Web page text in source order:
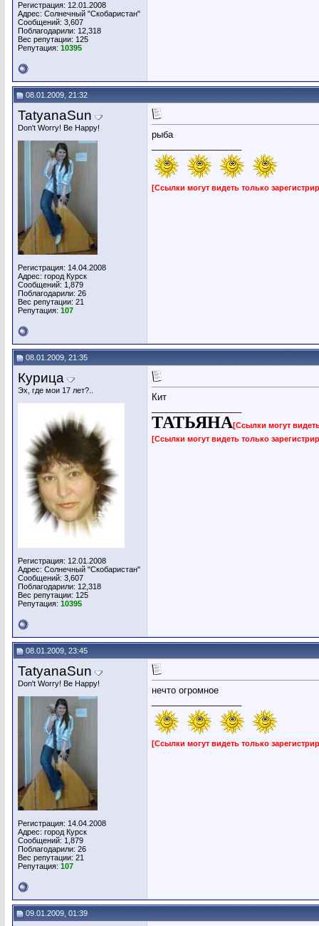
Регистрация: 12.01.2008
Адрес: Солнечный "Скобаристан"
Сообщений: 3,607
Поблагодарили: 12,318
Вес репутации: 125
Репутация: 10395
08.01.2009, 21:32
TatyanaSun
Don't Worry! Be Happy!
Регистрация: 14.04.2008
Адрес: город Курск
Сообщений: 1,879
Поблагодарили: 26
Вес репутации: 21
Репутация: 107
рыба
[Ссылки могут видеть только
08.01.2009, 21:35
Курица
Эх, где мои 17 лет?..
Регистрация: 12.01.2008
Адрес: Солнечный "Скобаристан"
Сообщений: 3,607
Поблагодарили: 12,318
Вес репутации: 125
Репутация: 10395
Кит
ТАТЬЯНА[Ссылки могут
[Ссылки могут видеть только
08.01.2009, 23:45
TatyanaSun
Don't Worry! Be Happy!
Регистрация: 14.04.2008
Адрес: город Курск
Сообщений: 1,879
Поблагодарили: 26
Вес репутации: 21
Репутация: 107
нечто огромное
[Ссылки могут видеть только
09.01.2009, 01:39